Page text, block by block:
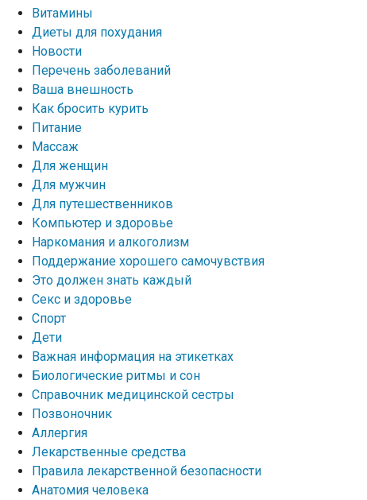
Витамины
Диеты для похудания
Новости
Перечень заболеваний
Ваша внешность
Как бросить курить
Питание
Массаж
Для женщин
Для мужчин
Для путешественников
Компьютер и здоровье
Наркомания и алкоголизм
Поддержание хорошего самочувствия
Это должен знать каждый
Секс и здоровье
Спорт
Дети
Важная информация на этикетках
Биологические ритмы и сон
Справочник медицинской сестры
Позвоночник
Аллергия
Лекарственные средства
Правила лекарственной безопасности
Aнатомия человека